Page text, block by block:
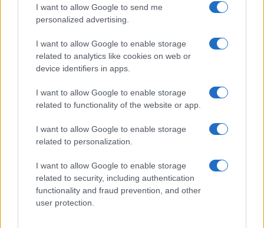
I want to allow Google to send me
personalized advertising.
I want to allow Google to enable storage
related to analytics like cookies on web or
device identifiers in apps.
I want to allow Google to enable storage
related to functionality of the website or app.
I want to allow Google to enable storage
related to personalization.
I want to allow Google to enable storage
related to security, including authentication
functionality and fraud prevention, and other
user protection.
e novità
Campionati e Competizioni
Mercato e Trasferimenti